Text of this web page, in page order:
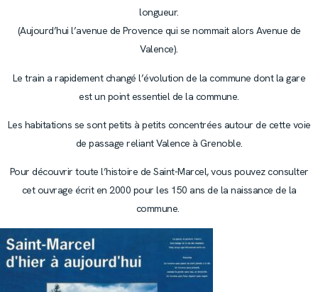
longueur.
(Aujourd’hui l’avenue de Provence qui se nommait alors Avenue de
Valence).
Le train a rapidement changé l’évolution de la commune dont la gare
est un point essentiel de la commune.
Les habitations se sont petits à petits concentrées autour de cette voie
de passage reliant Valence à Grenoble.
Pour découvrir toute l’histoire de Saint-Marcel, vous pouvez consulter
cet ouvrage écrit en 2000 pour les 150 ans de la naissance de la
commune.